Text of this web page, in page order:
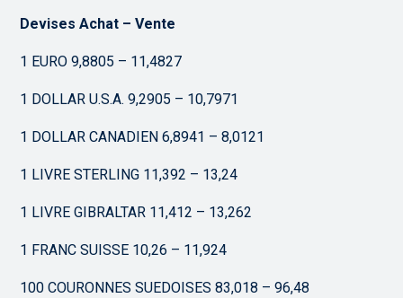
Devises Achat – Vente
1 EURO 9,8805 – 11,4827
1 DOLLAR U.S.A. 9,2905 – 10,7971
1 DOLLAR CANADIEN 6,8941 – 8,0121
1 LIVRE STERLING 11,392 – 13,24
1 LIVRE GIBRALTAR 11,412 – 13,262
1 FRANC SUISSE 10,26 – 11,924
100 COURONNES SUEDOISES 83,018 – 96,48